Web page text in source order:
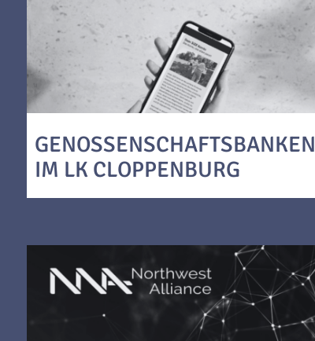
GENOSSENSCHAFTSBANKEN
IM LK CLOPPENBURG